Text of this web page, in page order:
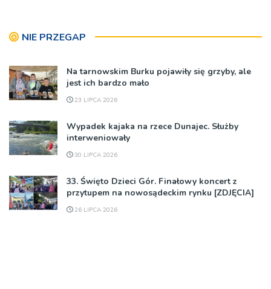
NIE PRZEGAP
Na tarnowskim Burku pojawiły się grzyby, ale
jest ich bardzo mało
23 LIPCA 2026
Wypadek kajaka na rzece Dunajec. Służby
interweniowały
30 LIPCA 2026
33. Święto Dzieci Gór. Finałowy koncert z
przytupem na nowosądeckim rynku [ZDJĘCIA]
26 LIPCA 2026